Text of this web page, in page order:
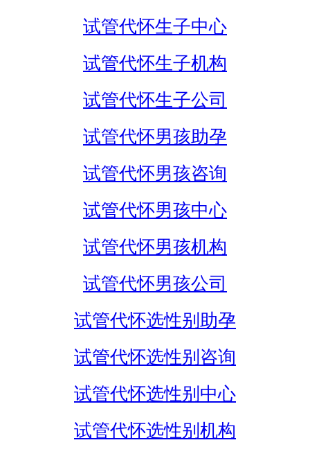
试管代怀生子中心
试管代怀生子机构
试管代怀生子公司
试管代怀男孩助孕
试管代怀男孩咨询
试管代怀男孩中心
试管代怀男孩机构
试管代怀男孩公司
试管代怀选性别助孕
试管代怀选性别咨询
试管代怀选性别中心
试管代怀选性别机构